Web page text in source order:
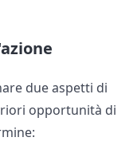
due aspetti di
opportunità di